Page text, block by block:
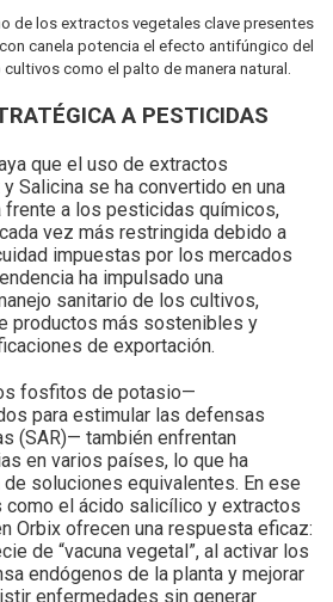
de los extractos vegetales clave presentes
canela potencia el efecto antifúngico del
como el palto de manera natural.
A PESTICIDAS
que el uso de extractos
Salicina se ha convertido en una
frente a los pesticidas químicos,
vez más restringida debido a
impuestas por los mercados
ha impulsado una
sanitario de los cultivos,
productos más sostenibles y
de exportación.
fosfitos de potasio—
para estimular las defensas
(SAR)— también enfrentan
en varios países, lo que ha
soluciones equivalentes. En ese
el ácido salicílico y extractos
Orbix ofrecen una respuesta eficaz:
de “vacuna vegetal”, al activar los
endógenos de la planta y mejorar
enfermedades sin generar